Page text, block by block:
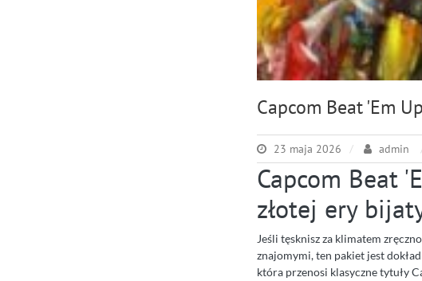
Capcom Beat 'Em
23 maja 2026 admin
Capcom Beat
złotej ery
Jeśli tęsknisz za klimatem
znajomymi, ten pakiet jest
która przenosi klasyczne tytuły